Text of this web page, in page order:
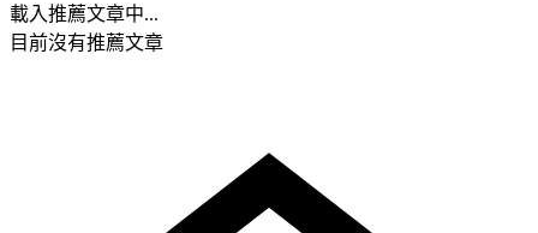
載入推薦文章中...
目前沒有推薦文章